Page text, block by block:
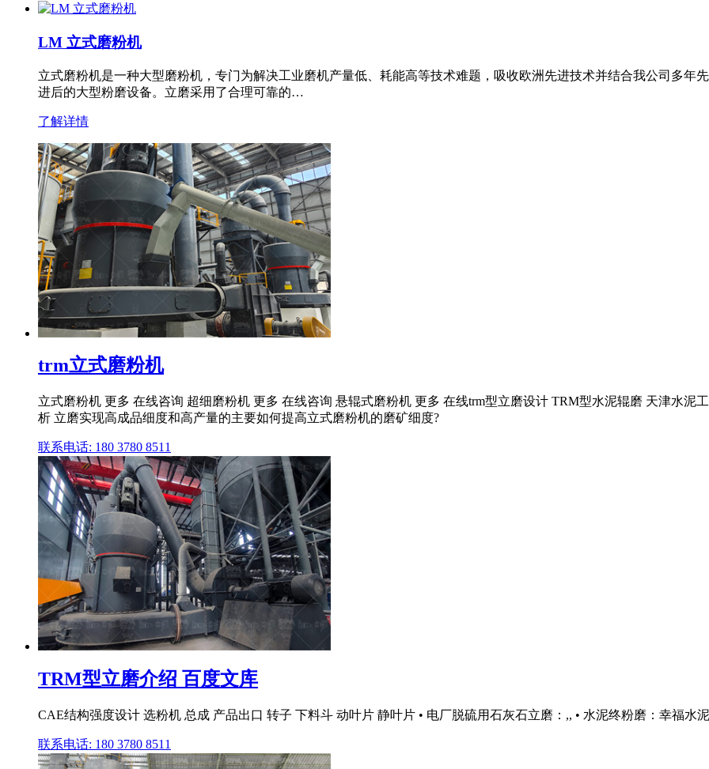
LM 立式磨粉机
立式磨粉机是一种大型磨粉机，专门为解决工业磨机产量低、耗能高等技术难题，吸收欧洲先进技术并结合我公司多年
进后的大型粉磨设备。立磨采用了合理可靠的…
了解详情
trm立式磨粉机
立式磨粉机 更多 在线咨询 超细磨粉机 更多 在线咨询 悬辊式磨粉机 更多 在线trm型立磨设计 TRM型水泥辊磨 天津水泥
析 立磨实现高成品细度和高产量的主要如何提高立式磨粉机的磨矿细度?
联系电话: 180 3780 8511
TRM型立磨介绍 百度文库
CAE结构强度设计 选粉机 总成 产品出口 转子 下料斗 动叶片 静叶片 • 电厂脱硫用石灰石立磨：,, • 水泥终粉磨：幸福水
联系电话: 180 3780 8511